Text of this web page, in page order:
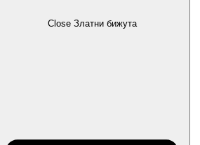
Close Златни бижута